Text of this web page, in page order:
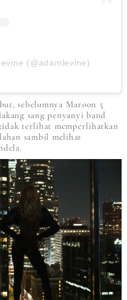
(@adamlevine)
sebelumnya Maroon 5
sang penyanyi band
terlihat memperlihatkan
sambil melihat